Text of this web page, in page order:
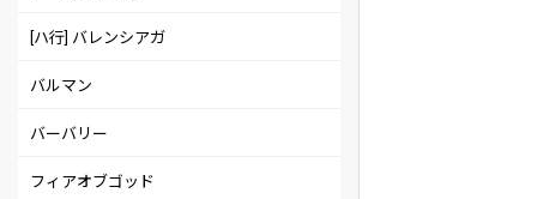
[ハ行] バレンシアガ
バルマン
バーバリー
フィアオブゴッド